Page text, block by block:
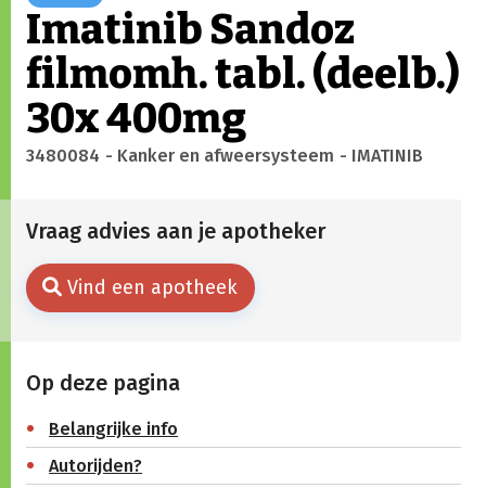
Imatinib Sandoz
filmomh. tabl. (deelb.)
30x 400mg
3480084 - Kanker en afweersysteem - IMATINIB
Vraag advies aan je apotheker
Vind een apotheek
Op deze pagina
Belangrijke info
Autorijden?